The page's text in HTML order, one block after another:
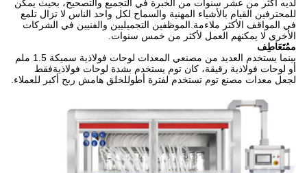
لديه أكثر من عشر سنوات من الخبرة في التجميع والتصحيح، بحيث يمكن
للمحترفين القيام بالأشياء المهنية والسماح لكل واحد الناس لا تزال تلمع
في المواقف الأكثر ملاءمة.الموظفين التجميليين والفنيين في الشركات
الأخرى لا يمكنهم العمل لأكثر من خمس سنوات.
مُتَعَاطِف
بينما يستخدم العديد من مصنعي المعدات لوحات فولاذية سميكة 1.5 ملم
أو لوحات فولاذية رقيقة، كان توم يستخدم بشدة لوحات فولاذيةفقط
لجعل معدات مصنع توم تستخدم لفترة أطوللخلق هامش ربح أكبر للعملاء.